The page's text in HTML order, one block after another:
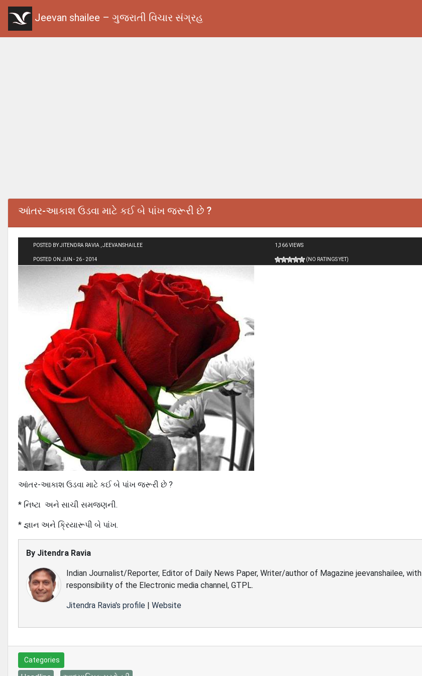
Jeevan shailee – ગુજરાતી વિચાર સંગ્રહ
આંતર-આકાશ ઉડવા માટે કઈ બે પાંખ જરૂરી છે ?
POSTED BY JITENDRA RAVIA , JEEVANSHAILEE
POSTED ON JUN - 26 - 2014
1,366 VIEWS
(NO RATINGS YET)
આંતર-આકાશ ઉડવા માટે કઈ બે પાંખ જરૂરી છે ?
* નિષ્ટા અને સાચી સમજણની.
* જ્ઞાન અને ક્રિયારૂપી બે પાંખ.
By Jitendra Ravia
Indian Journalist/Reporter, Editor of Daily News Paper, Writer/author of Magazine jeevanshailee, with
responsibility of the Electronic media channel, GTPL.
Jitendra Ravia's profile | Website
Categories